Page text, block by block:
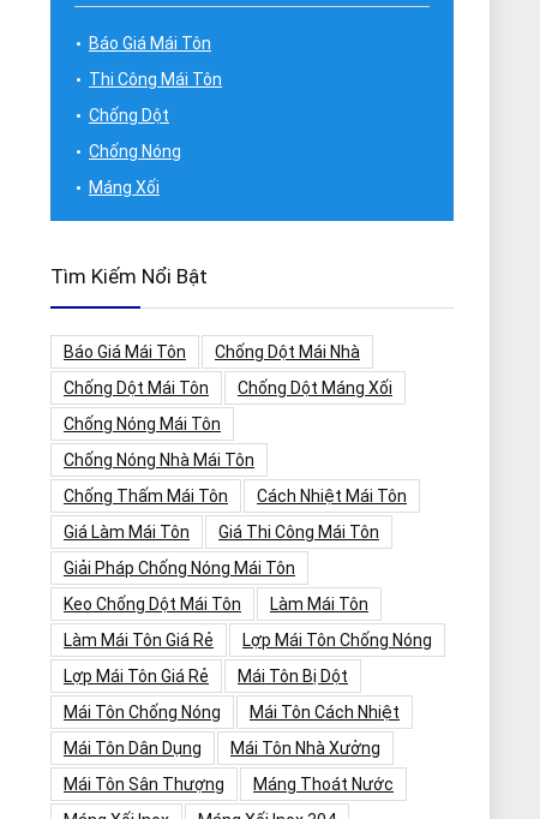
Báo Giá Mái Tôn
Thi Công Mái Tôn
Chống Dột
Chống Nóng
Máng Xối
Tìm Kiếm Nổi Bật
Báo Giá Mái Tôn
Chống Dột Mái Nhà
Chống Dột Mái Tôn
Chống Dột Máng Xối
Chống Nóng Mái Tôn
Chống Nóng Nhà Mái Tôn
Chống Thấm Mái Tôn
Cách Nhiệt Mái Tôn
Giá Làm Mái Tôn
Giá Thi Công Mái Tôn
Giải Pháp Chống Nóng Mái Tôn
Keo Chống Dột Mái Tôn
Làm Mái Tôn
Làm Mái Tôn Giá Rẻ
Lợp Mái Tôn Chống Nóng
Lợp Mái Tôn Giá Rẻ
Mái Tôn Bị Dột
Mái Tôn Chống Nóng
Mái Tôn Cách Nhiệt
Mái Tôn Dân Dụng
Mái Tôn Nhà Xưởng
Mái Tôn Sân Thượng
Máng Thoát Nước